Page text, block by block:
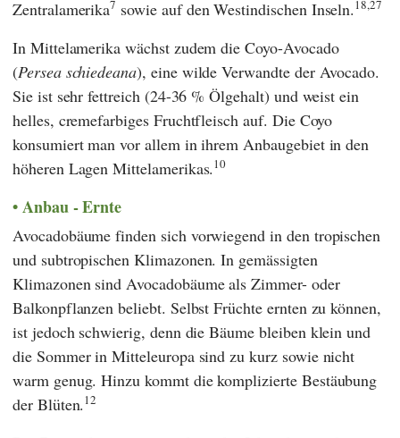
Zentralamerika7 sowie auf den Westindischen Inseln.18,27
In Mittelamerika wächst zudem die Coyo-Avocado
(Persea schiedeana), eine wilde Verwandte der Avocado.
Sie ist sehr fettreich (24-36 % Ölgehalt) und weist ein
helles, cremefarbiges Fruchtfleisch auf. Die Coyo
konsumiert man vor allem in ihrem Anbaugebiet in den
höheren Lagen Mittelamerikas.10
Anbau - Ernte
Avocadobäume finden sich vorwiegend in den tropischen
und subtropischen Klimazonen. In gemässigten
Klimazonen sind Avocadobäume als Zimmer- oder
Balkonpflanzen beliebt. Selbst Früchte ernten zu können,
ist jedoch schwierig, denn die Bäume bleiben klein und
die Sommer in Mitteleuropa sind zu kurz sowie nicht
warm genug. Hinzu kommt die komplizierte Bestäubung
der Blüten.12